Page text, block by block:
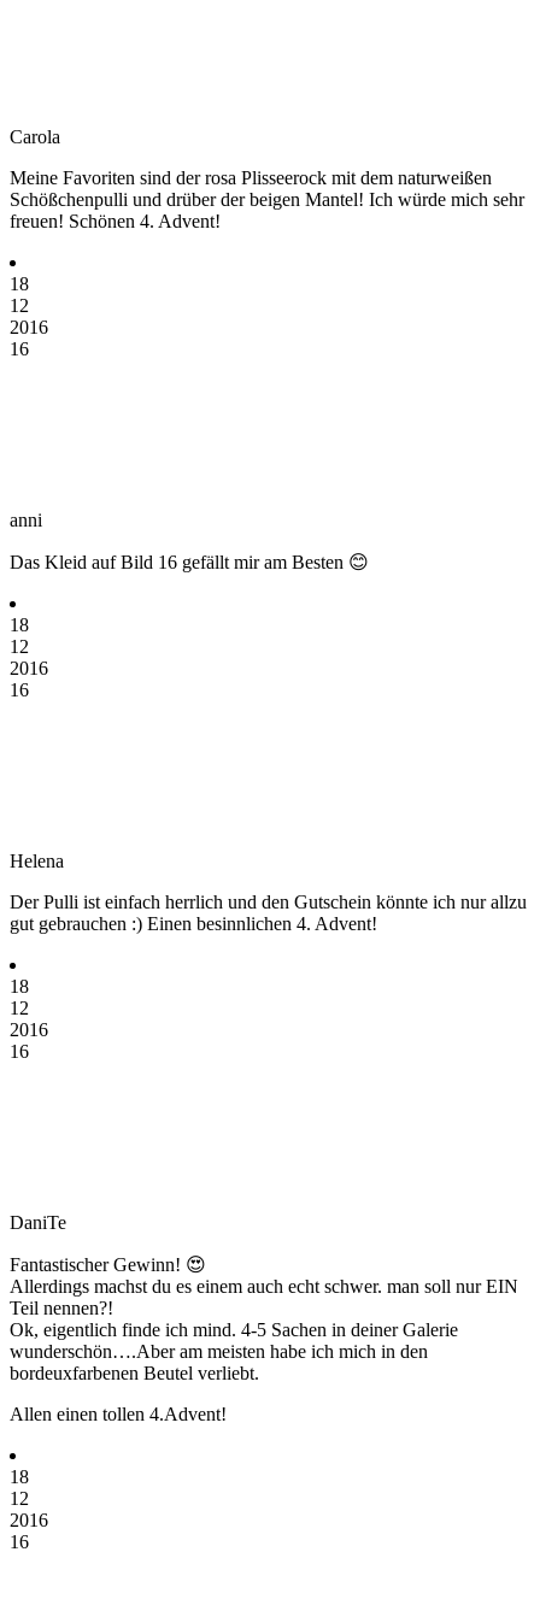
Carola
Meine Favoriten sind der rosa Plisseerock mit dem naturweißen
Schößchenpulli und drüber der beigen Mantel! Ich würde mich sehr
freuen! Schönen 4. Advent!
18
12
2016
16
anni
Das Kleid auf Bild 16 gefällt mir am Besten 😊
18
12
2016
16
Helena
Der Pulli ist einfach herrlich und den Gutschein könnte ich nur allzu
gut gebrauchen :) Einen besinnlichen 4. Advent!
18
12
2016
16
DaniTe
Fantastischer Gewinn! 😍
Allerdings machst du es einem auch echt schwer. man soll nur EIN
Teil nennen?!
Ok, eigentlich finde ich mind. 4-5 Sachen in deiner Galerie
wunderschön….Aber am meisten habe ich mich in den
bordeuxfarbenen Beutel verliebt.
Allen einen tollen 4.Advent!
18
12
2016
16